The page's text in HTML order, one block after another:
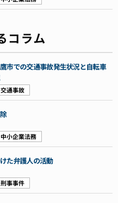
コラム
市での交通事故発生状況と自転車
交通事故
中小企業法務
た弁護人の活動
刑事事件